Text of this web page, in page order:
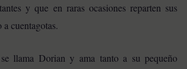
y que en raras ocasiones reparten sus
cuentagotas.
llama Dorian y ama tanto a su pequeño